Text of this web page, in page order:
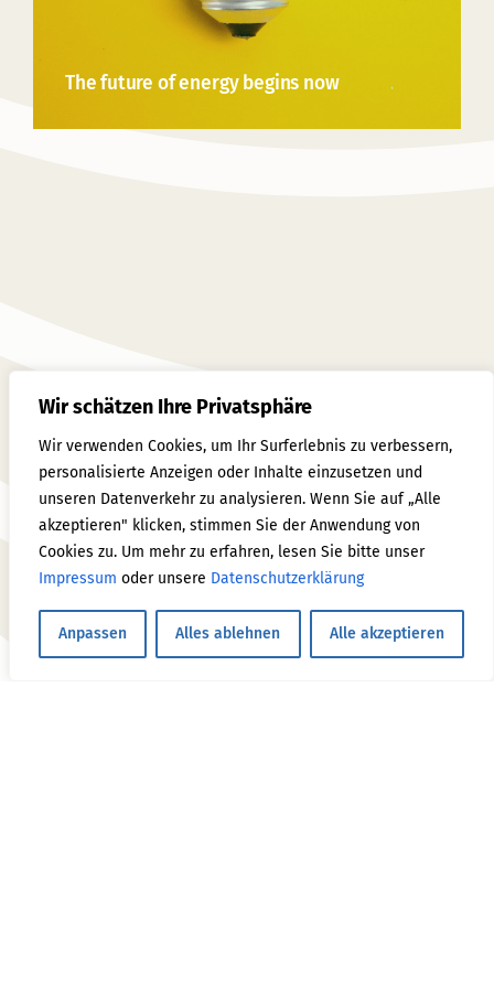
Wir schätzen Ihre Privatsphäre
Wir verwenden Cookies, um Ihr Surferlebnis zu verbessern,
personalisierte Anzeigen oder Inhalte einzusetzen und
unseren Datenverkehr zu analysieren. Wenn Sie auf „Alle
akzeptieren" klicken, stimmen Sie der Anwendung von
Cookies zu. Um mehr zu erfahren, lesen Sie bitte unser
Impressum oder unsere Datenschutzerklärung
Anpassen Alles ablehnen Alle akzeptieren
The future of energy begins now